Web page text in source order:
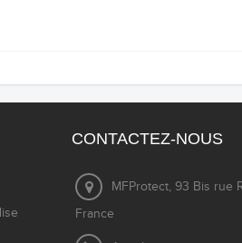
CONTACTEZ-NOUS
MFProtect, 93 Bis rue
France